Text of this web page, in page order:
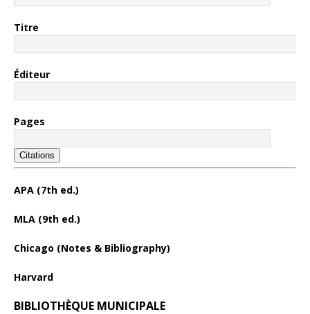
Titre
Éditeur
Pages
Citations
APA (7th ed.)
MLA (9th ed.)
Chicago (Notes & Bibliography)
Harvard
BIBLIOTHÈQUE MUNICIPALE